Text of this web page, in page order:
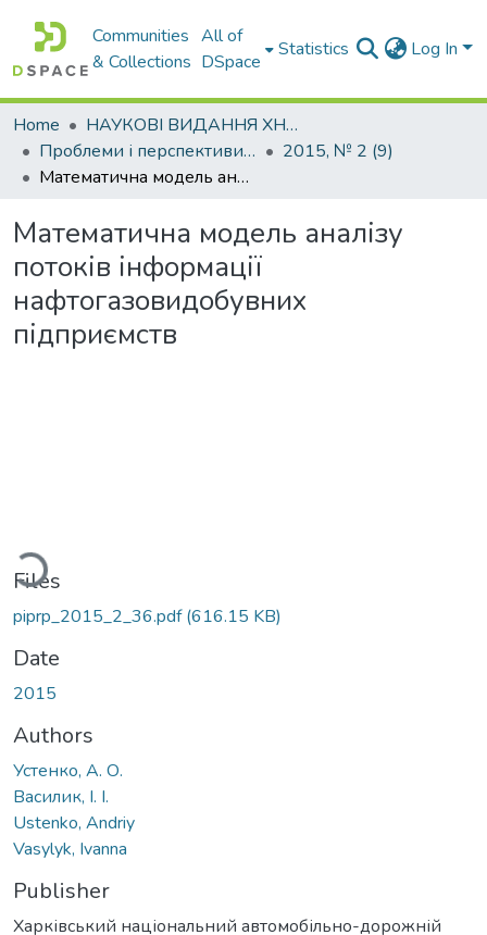
Communities
& Collections
All of
DSpace
Statistics Log In
Home
НАУКОВІ ВИДАННЯ ХНАДУ
Проблеми і перспективи розвитку підприємництва
2015, № 2 (9)
Математична модель аналізу потоків інформації нафтогазовидобувних підприємств
Математична модель аналізу
потоків інформації
нафтогазовидобувних
підприємств
Loading...
Files
piprp_2015_2_36.pdf(616.15 KB)
Date
2015
Authors
Устенко, А. О.
Василик, І. І.
Ustenko, Andriy
Vasylyk, Ivanna
Publisher
Харківський національний автомобільно-дорожній